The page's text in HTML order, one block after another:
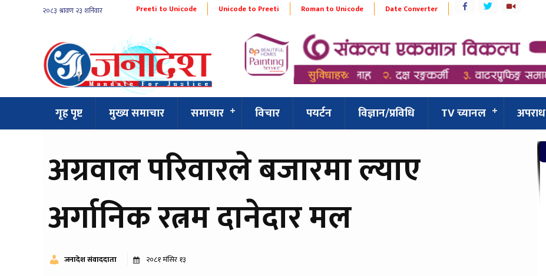
Preeti to Unicode Unicode to Preeti Roman to Unicode Date Converter
गृह पृष्ट मुख्य समाचार समाचार विचार पयर्टन विज्ञान/प्रविधि TV च्यानल अपराध
अग्रवाल परिवारले बजारमा ल्याए
अर्गानिक रत्नम दानेदार मल
जनादेश संवाददाता २०८१ मंसिर १३